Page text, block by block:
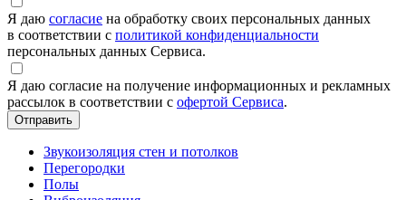
Я даю согласие на обработку своих персональных данных
в соответствии с политикой конфиденциальности
персональных данных Сервиса.
Я даю согласие на получение информационных и рекламных
рассылок в соответствии с офертой Сервиса.
Звукоизоляция стен и потолков
Перегородки
Полы